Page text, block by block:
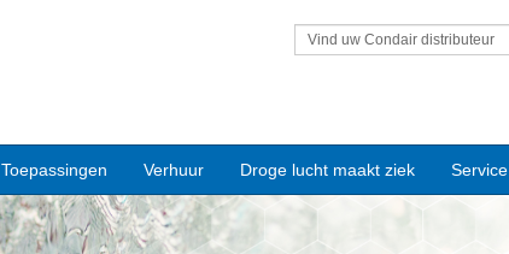
Vind uw Condair distributeur
Toepassingen Verhuur Droge lucht maakt ziek Service